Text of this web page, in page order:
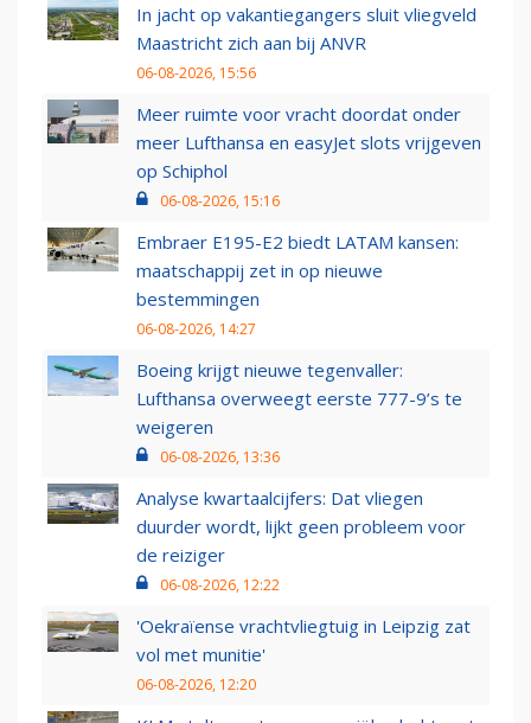
In jacht op vakantiegangers sluit vliegveld
Maastricht zich aan bij ANVR
06-08-2026, 15:56
Meer ruimte voor vracht doordat onder
meer Lufthansa en easyJet slots vrijgeven
op Schiphol
06-08-2026, 15:16
Embraer E195-E2 biedt LATAM kansen:
maatschappij zet in op nieuwe
bestemmingen
06-08-2026, 14:27
Boeing krijgt nieuwe tegenvaller:
Lufthansa overweegt eerste 777-9’s te
weigeren
06-08-2026, 13:36
Analyse kwartaalcijfers: Dat vliegen
duurder wordt, lijkt geen probleem voor
de reiziger
06-08-2026, 12:22
'Oekraïense vrachtvliegtuig in Leipzig zat
vol met munitie'
06-08-2026, 12:20